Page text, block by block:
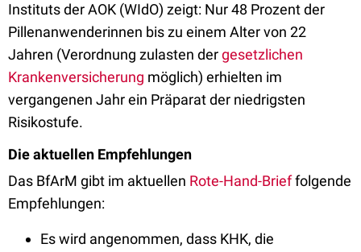
Instituts der AOK (WIdO) zeigt: Nur 48 Prozent der
Pillenanwenderinnen bis zu einem Alter von 22
Jahren (Verordnung zulasten dergesetzlichen
Krankenversicherung möglich) erhielten im
vergangenen Jahr ein Präparat der niedrigsten
Risikostufe.
Die aktuellen Empfehlungen
Das BfArM gibt im aktuellen Rote-Hand-Brieffolgende
Empfehlungen:
Es wird angenommen, dass KHK, die